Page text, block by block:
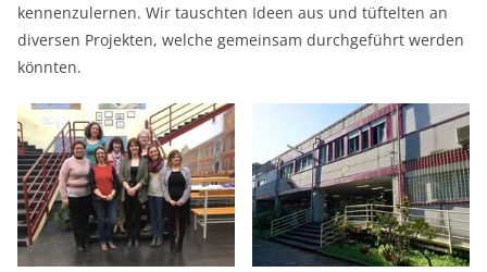
kennenzulernen. Wir tauschten Ideen aus und tüftelten an
diversen Projekten, welche gemeinsam durchgeführt werden
könnten.